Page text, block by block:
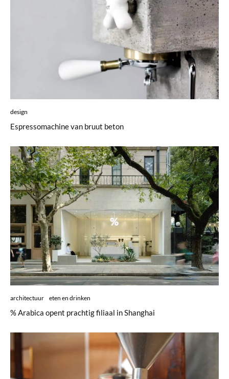
design
Espressomachine van bruut beton
architectuur eten en drinken
% Arabica opent prachtig filiaal in Shanghai